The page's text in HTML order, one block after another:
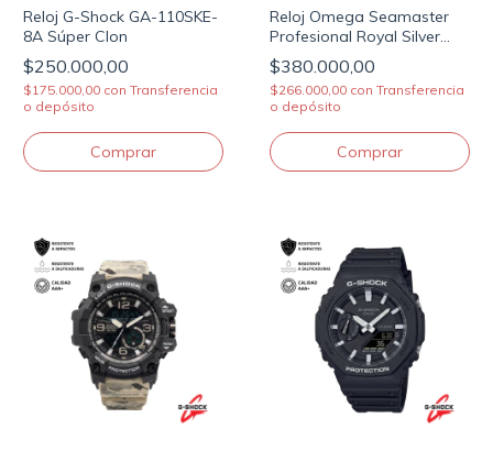
Reloj G-Shock GA-110SKE-
8A Súper Clon
$250.000,00
$175.000,00 con Transferencia
o depósito
Reloj Omega Seamaster
Profesional Royal Silver
AAA
$380.000,00
$266.000,00 con Transferencia
o depósito